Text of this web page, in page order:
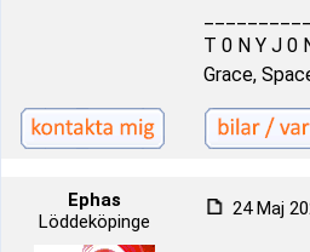
T 0 N Y J 0
Grace,
Ephas
Löddeköpinge
24 Maj